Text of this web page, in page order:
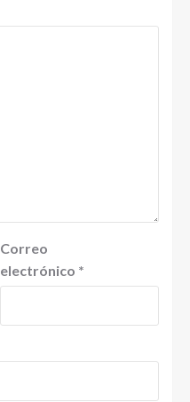
Correo
electrónico *